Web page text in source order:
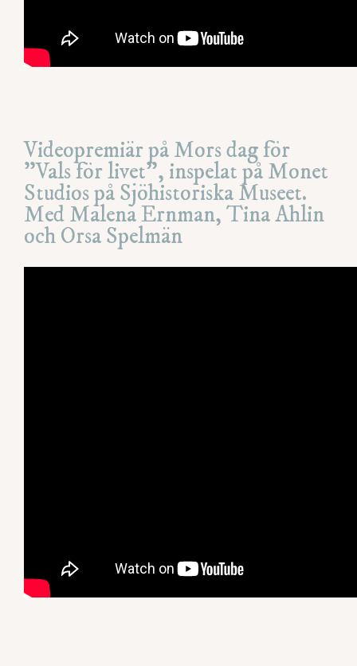
Videopremiär på Mors dag för
”Vals för livet”, inspelat på Monet
Studios på Sjöhistoriska Museet.
Med Malena Ernman, Tina Ahlin
och Orsa Spelmän